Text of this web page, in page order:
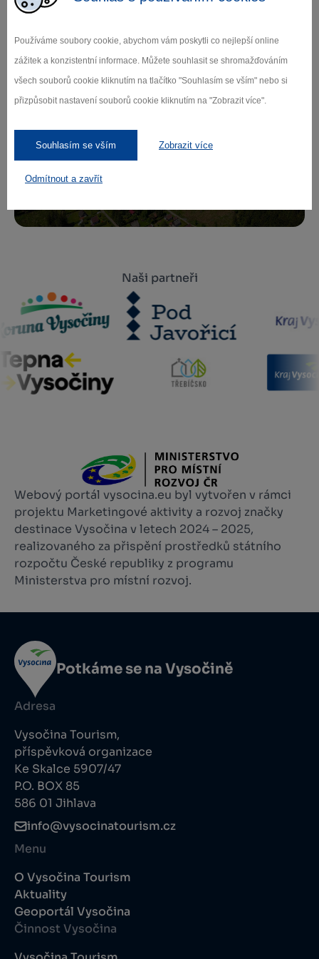
Používáme soubory cookie, abychom vám poskytli co nejlepší online
zážitek a konzistentní informace. Můžete souhlasit se shromažďováním
všech souborů cookie kliknutím na tlačítko "Souhlasím se vším" nebo si
přizpůsobit nastavení souborů cookie kliknutím na "Zobrazit více".
Souhlasím se vším Zobrazit více
Odmítnout a zavřít
Zamilujte si Vysočinu
Přihlaste se k odběru našeho newsletteru
Záleží nám na ochraně osobních údajů.
Naši partneři
Webový portál vysocina.eu byl vytvořen v rámci
projektu Marketingové aktivity a rozvoj značky
destinace Vysočina v letech 2024 – 2025,
realizovaného za přispění prostředků státního
rozpočtu České republiky z programu
Ministerstva pro místní rozvoj.
Potkáme se na Vysočině
Adresa
Vysočina Tourism,
příspěvková organizace
Ke Skalce 5907/47
P.O. BOX 85
586 01 Jihlava
info@vysocinatourism.cz
Menu
O Vysočina Tourism
Aktuality
Geoportál Vysočina
Činnost Vysočina